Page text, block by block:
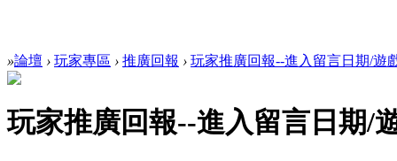
»論壇 › 玩家專區 › 推廣回報 › 玩家推廣回報--進入留言日期/遊
玩家推廣回報--進入留言日期/